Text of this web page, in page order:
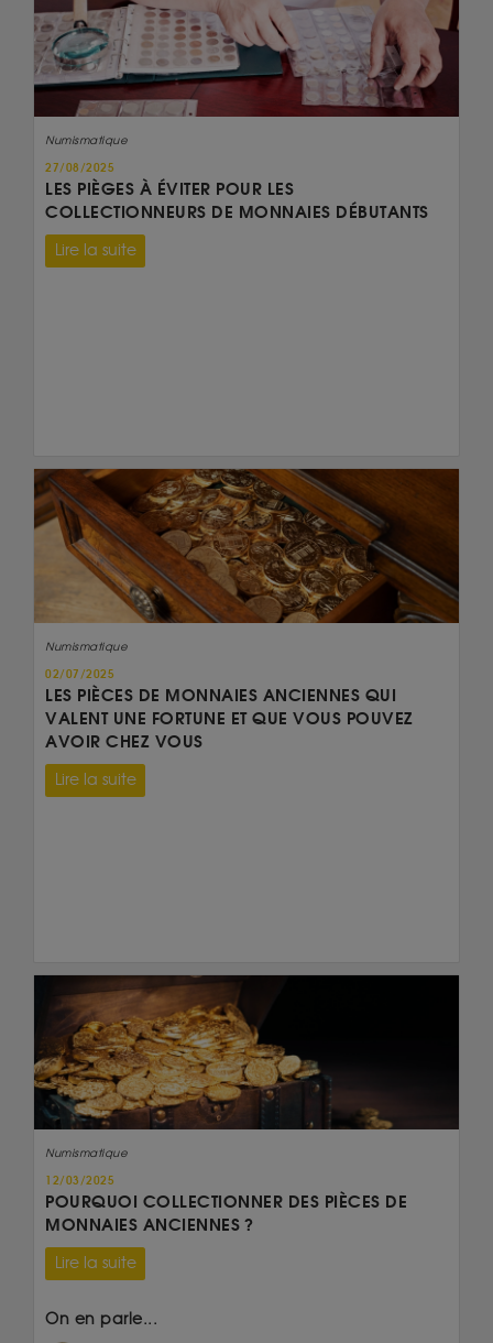
Numismatique
27/08/2025
LES PIÈGES À ÉVITER POUR LES
COLLECTIONNEURS DE MONNAIES DÉBUTANTS
Lire la suite
Numismatique
02/07/2025
LES PIÈCES DE MONNAIES ANCIENNES QUI
VALENT UNE FORTUNE ET QUE VOUS POUVEZ
AVOIR CHEZ VOUS
Lire la suite
Numismatique
12/03/2025
POURQUOI COLLECTIONNER DES PIÈCES DE
MONNAIES ANCIENNES ?
Lire la suite
On en parle...